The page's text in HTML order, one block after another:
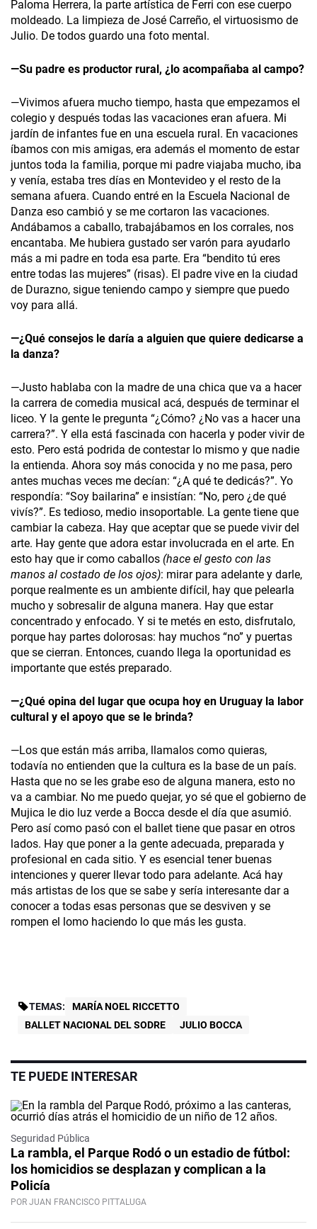
Paloma Herrera, la parte artística de Ferri con ese cuerpo
moldeado. La limpieza de José Carreño, el virtuosismo de
Julio. De todos guardo una foto mental.
—Su padre es productor rural, ¿lo acompañaba al campo?
—Vivimos afuera mucho tiempo, hasta que empezamos el
colegio y después todas las vacaciones eran afuera. Mi
jardín de infantes fue en una escuela rural. En vacaciones
íbamos con mis amigas, era además el momento de estar
juntos toda la familia, porque mi padre viajaba mucho, iba
y venía, estaba tres días en Montevideo y el resto de la
semana afuera. Cuando entré en la Escuela Nacional de
Danza eso cambió y se me cortaron las vacaciones.
Andábamos a caballo, trabajábamos en los corrales, nos
encantaba. Me hubiera gustado ser varón para ayudarlo
más a mi padre en toda esa parte. Era “bendito tú eres
entre todas las mujeres” (risas). El padre vive en la ciudad
de Durazno, sigue teniendo campo y siempre que puedo
voy para allá.
—¿Qué consejos le daría a alguien que quiere dedicarse a
la danza?
—Justo hablaba con la madre de una chica que va a hacer
la carrera de comedia musical acá, después de terminar el
liceo. Y la gente le pregunta “¿Cómo? ¿No vas a hacer una
carrera?”. Y ella está fascinada con hacerla y poder vivir de
esto. Pero está podrida de contestar lo mismo y que nadie
la entienda. Ahora soy más conocida y no me pasa, pero
antes muchas veces me decían: “¿A qué te dedicás?”. Yo
respondía: “Soy bailarina” e insistían: “No, pero ¿de qué
vivís?”. Es tedioso, medio insoportable. La gente tiene que
cambiar la cabeza. Hay que aceptar que se puede vivir del
arte. Hay gente que adora estar involucrada en el arte. En
esto hay que ir como caballos (hace el gesto con las
manos al costado de los ojos): mirar para adelante y darle,
porque realmente es un ambiente difícil, hay que pelearla
mucho y sobresalir de alguna manera. Hay que estar
concentrado y enfocado. Y si te metés en esto, disfrutalo,
porque hay partes dolorosas: hay muchos “no” y puertas
que se cierran. Entonces, cuando llega la oportunidad es
importante que estés preparado.
—¿Qué opina del lugar que ocupa hoy en Uruguay la labor
cultural y el apoyo que se le brinda?
—Los que están más arriba, llamalos como quieras,
todavía no entienden que la cultura es la base de un país.
Hasta que no se les grabe eso de alguna manera, esto no
va a cambiar. No me puedo quejar, yo sé que el gobierno de
Mujica le dio luz verde a Bocca desde el día que asumió.
Pero así como pasó con el ballet tiene que pasar en otros
lados. Hay que poner a la gente adecuada, preparada y
profesional en cada sitio. Y es esencial tener buenas
intenciones y querer llevar todo para adelante. Acá hay
más artistas de los que se sabe y sería interesante dar a
conocer a todas esas personas que se desviven y se
rompen el lomo haciendo lo que más les gusta.
TEMAS:
MARÍA NOEL RICCETTO
BALLET NACIONAL DEL SODRE
JULIO BOCCA
TE PUEDE INTERESAR
Seguridad Pública
La rambla, el Parque Rodó o un estadio de fútbol:
los homicidios se desplazan y complican a la
Policía
POR JUAN FRANCISCO PITTALUGA